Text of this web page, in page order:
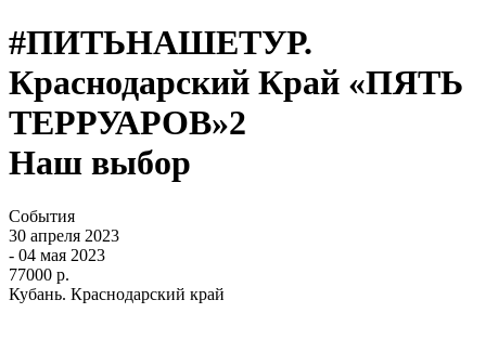
#ПИТЬНАШЕТУР.
Краснодарский Край «ПЯТЬ
ТЕРРУАРОВ»2
Наш выбор
События
30 апреля 2023
- 04 мая 2023
77000 р.
Кубань. Краснодарский край